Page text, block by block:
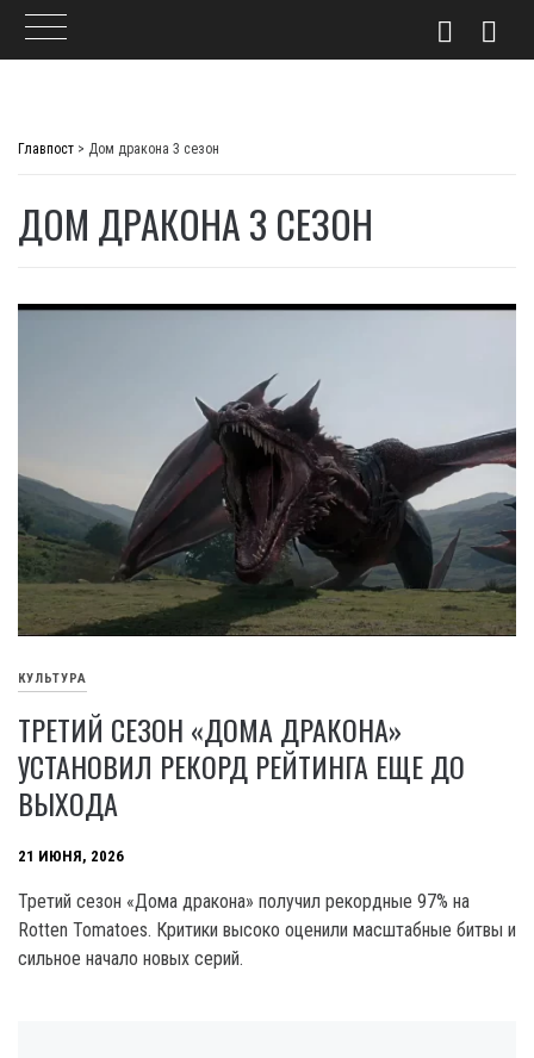
Главпост > Дом дракона 3 сезон
ДОМ ДРАКОНА 3 СЕЗОН
КУЛЬТУРА
ТРЕТИЙ СЕЗОН «ДОМА ДРАКОНА»
УСТАНОВИЛ РЕКОРД РЕЙТИНГА ЕЩЕ ДО
ВЫХОДА
21 ИЮНЯ, 2026
Третий сезон «Дома дракона» получил рекордные 97% на
Rotten Tomatoes. Критики высоко оценили масштабные битвы и
сильное начало новых серий.